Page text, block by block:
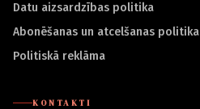
Datu aizsardzības politika
Abonēšanas un atcelšanas politika
Politiskā reklāma
KONTAKTI